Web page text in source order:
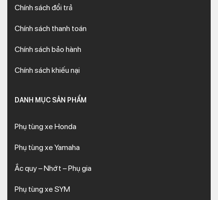
Chính sách đổi trả
Chính sách thanh toán
Chính sách bảo hành
Chính sách khiếu nại
DANH MỤC SẢN PHẨM
Phụ tùng xe Honda
Phụ tùng xe Yamaha
Ắc quy – Nhớt – Phụ gia
Phụ tùng xe SYM